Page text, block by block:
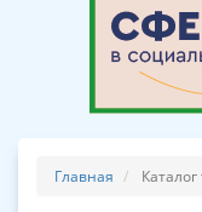
Главная